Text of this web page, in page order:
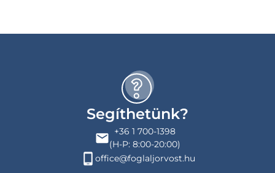
Segíthetünk?
+36 1 700-1398
(H-P: 8:00-20:00)
office@foglaljorvost.hu